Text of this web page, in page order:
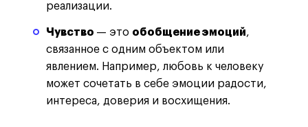
реализации.
Чувство — это обобщение эмоций,
связанное с одним объектом или
явлением. Например, любовь к человеку
может сочетать в себе эмоции радости,
интереса, доверия и восхищения.